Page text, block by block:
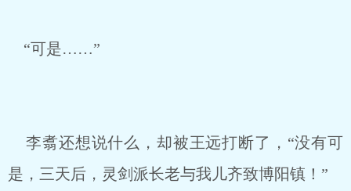
“可是……”
李翥还想说什么，却被王远打断了，“没有可
是，三天后，灵剑派长老与我儿齐致博阳镇！”